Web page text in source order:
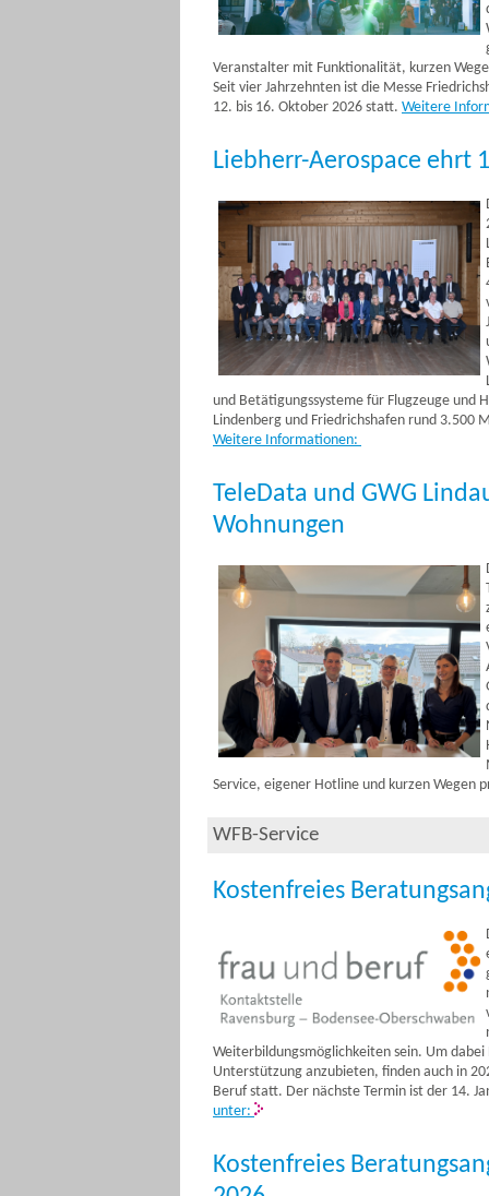
Veranstalter mit Funktionalität, kurzen
Seit vier Jahrzehnten ist die Messe
12. bis 16. Oktober 2026 statt. Weitere
Liebherr-Aerospace ehrt
und Betätigungssysteme für Flugzeuge und
Lindenberg und Friedrichshafen rund 3.500
Weitere Informationen:
TeleData und GWG
Wohnungen
Service, eigener Hotline und kurzen Wegen
WFB-Service
Kostenfreies
Weiterbildungsmöglichkeiten sein. Um
Unterstützung anzubieten, finden auch in
Beruf statt. Der nächste Termin ist der 14.
unter:
Kostenfreies